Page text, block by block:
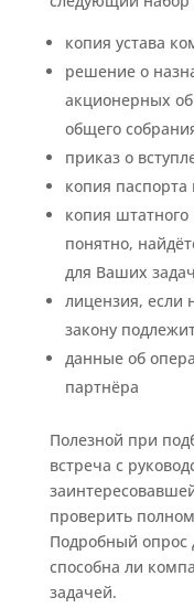
копия устава
решение о
акционерных
общего
приказ о
копия паспорта
копия
понятно,
для Ваших
лицензия, если
закону
данные об
партнёра
Полезной при
встреча с
проверить
Подробный опрос
способна ли
задачей.